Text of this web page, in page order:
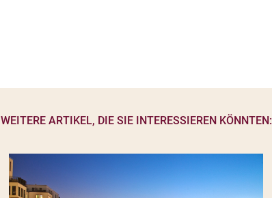
WEITERE ARTIKEL, DIE SIE INTERESSIEREN KÖNNTEN: